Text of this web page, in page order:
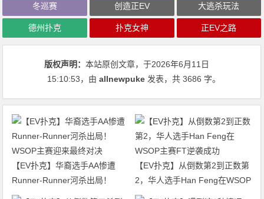
冬巡赛 创造正EV 大逃杀玩法
德州扑克 扑克女神 正EV之路
版权声明：本站原创文章，于2026年6月11日
15:10:53，由allnewpuke 发表，共 3686 字。
【EV扑克】华裔选手AA惨遭
Runner-Runner河杀出局！
WSOP主赛迎来最终对决
【EV扑克】从倒数第2到正数第
2，华人选手Han Feng在WSOP
主赛FT逆袭成功